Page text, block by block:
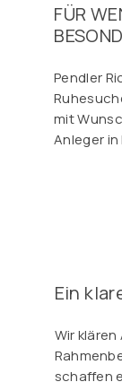
FÜR
Pendler
mit
Anleger
Ein
Wir
schaffen